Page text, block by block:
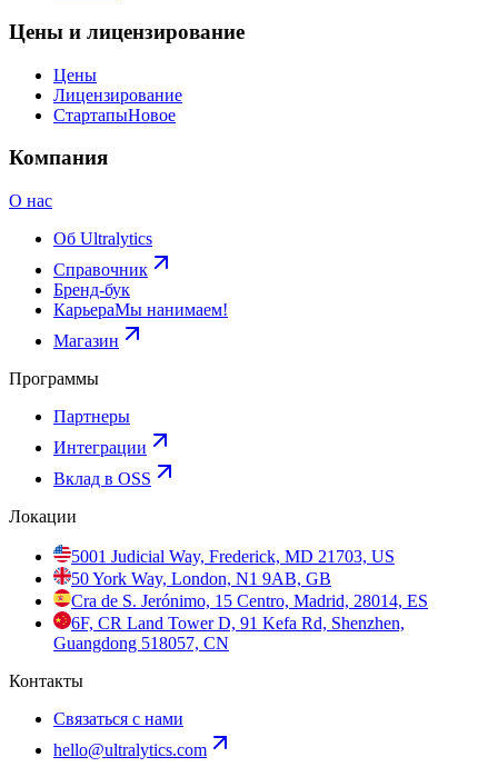
Цены и лицензирование
Цены
Лицензирование
СтартапыНовое
Компания
О нас
Об Ultralytics
Справочник
Бренд-бук
КарьераМы нанимаем!
Магазин
Программы
Партнеры
Интеграции
Вклад в OSS
Локации
5001 Judicial Way, Frederick, MD 21703, US
50 York Way, London, N1 9AB, GB
Cra de S. Jerónimo, 15 Centro, Madrid, 28014, ES
6F, CR Land Tower D, 91 Kefa Rd, Shenzhen,
Guangdong 518057, CN
Контакты
Связаться с нами
hello@ultralytics.com